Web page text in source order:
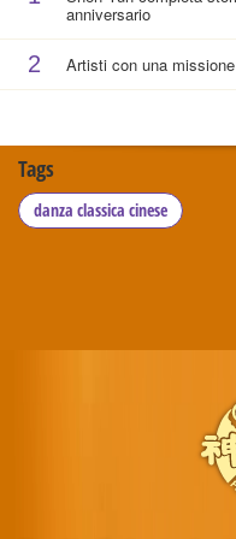
anniversario
2 Artisti con una missione
Tags
danza classica cinese